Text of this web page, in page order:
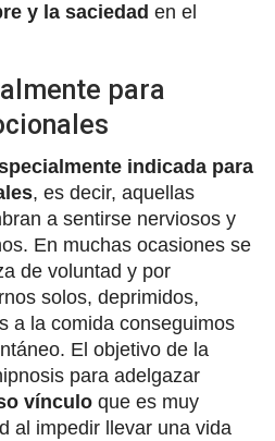
y la saciedad en el
para
indicada para
, es decir, aquellas
a sentirse nerviosos y
En muchas ocasiones se
de voluntad y por
solos, deprimidos,
a la comida conseguimos
El objetivo de la
para adelgazar
vínculo que es muy
al impedir llevar una vida